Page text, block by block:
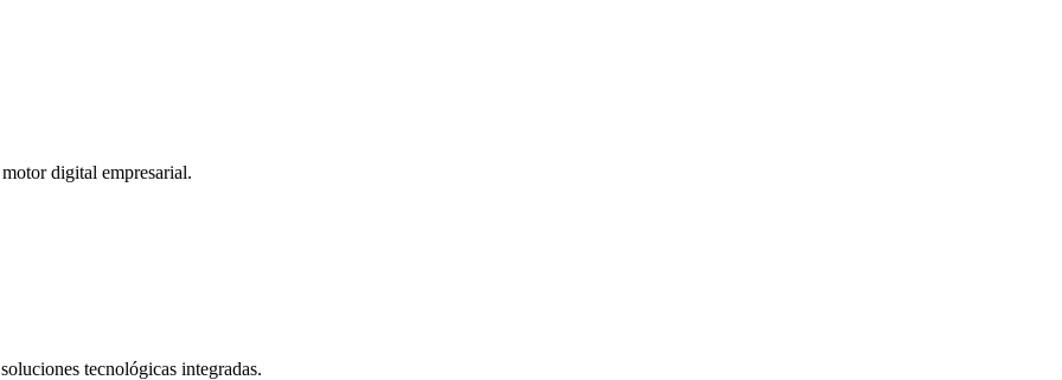
digital empresarial.
tecnológicas integradas.